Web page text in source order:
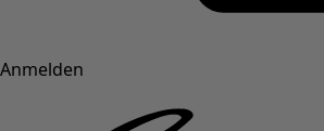
Anmelden